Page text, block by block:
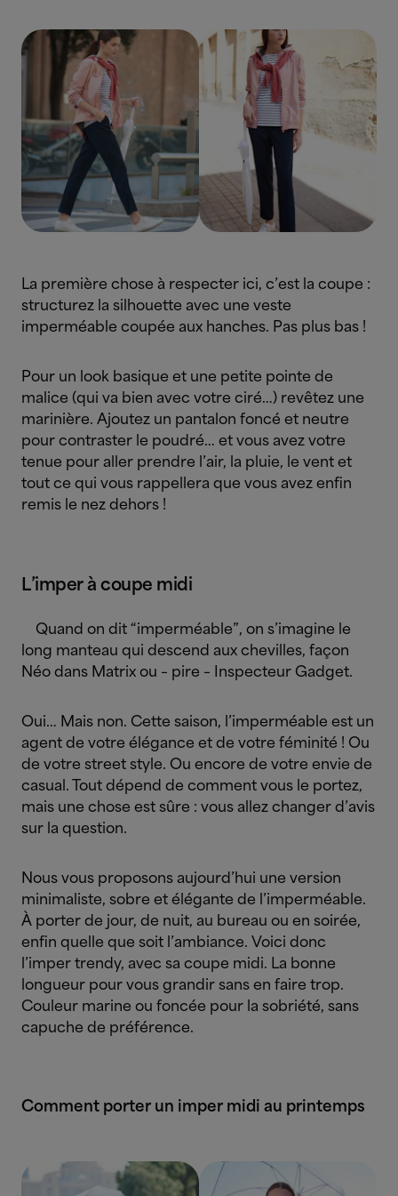
La première chose à respecter ici, c’est la coupe :
structurez la silhouette avec une veste
imperméable coupée aux hanches. Pas plus bas !
Pour un look basique et une petite pointe de
malice (qui va bien avec votre ciré…) revêtez une
marinière. Ajoutez un pantalon foncé et neutre
pour contraster le poudré… et vous avez votre
tenue pour aller prendre l’air, la pluie, le vent et
tout ce qui vous rappellera que vous avez enfin
remis le nez dehors !
L’imper à coupe midi
Quand on dit “imperméable”, on s’imagine le
long manteau qui descend aux chevilles, façon
Néo dans Matrix ou – pire – Inspecteur Gadget.
Oui… Mais non. Cette saison, l’imperméable est un
agent de votre élégance et de votre féminité ! Ou
de votre street style. Ou encore de votre envie de
casual. Tout dépend de comment vous le portez,
mais une chose est sûre : vous allez changer d’avis
sur la question.
Nous vous proposons aujourd’hui une version
minimaliste, sobre et élégante de l’imperméable.
À porter de jour, de nuit, au bureau ou en soirée,
enfin quelle que soit l’ambiance. Voici donc
l’imper trendy, avec sa coupe midi. La bonne
longueur pour vous grandir sans en faire trop.
Couleur marine ou foncée pour la sobriété, sans
capuche de préférence.
Comment porter un imper midi au printemps